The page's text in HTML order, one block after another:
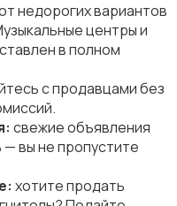
недорогих вариантов
центры и
в полном
с продавцами без
свежие объявления
вы не пропустите
хотите продать